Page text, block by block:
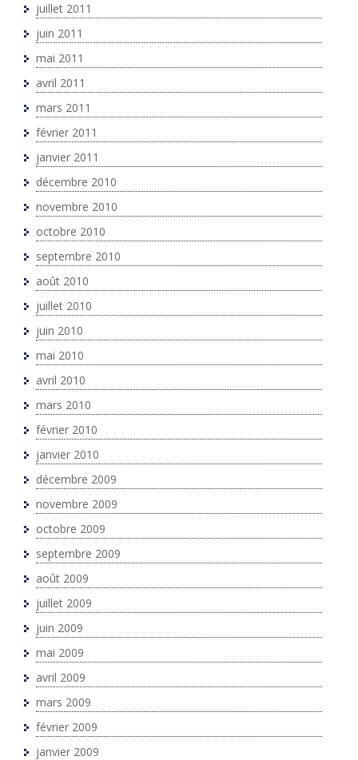
juillet 2011
juin 2011
mai 2011
avril 2011
mars 2011
février 2011
janvier 2011
décembre 2010
novembre 2010
octobre 2010
septembre 2010
août 2010
juillet 2010
juin 2010
mai 2010
avril 2010
mars 2010
février 2010
janvier 2010
décembre 2009
novembre 2009
octobre 2009
septembre 2009
août 2009
juillet 2009
juin 2009
mai 2009
avril 2009
mars 2009
février 2009
janvier 2009